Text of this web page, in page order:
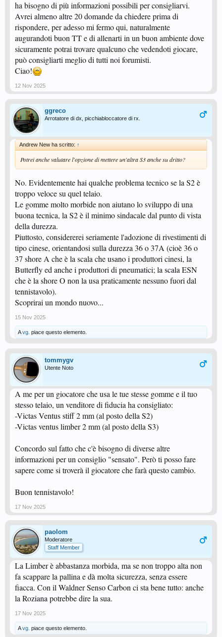
ha bisogno di più informazioni possibili per consigliarvi.
Avrei almeno altre 20 domande da chiedere prima di
rispondere, per adesso mi fermo qui, naturalmente
augurandoti buon TT e di allenarti in un buon ambiente dove
sicuramente potrai trovare qualcuno che vedendoti giocare,
può consigliarti meglio di tutti noi forumisti.
Ciao!
12 Nov 2025
ggreco
Arrotatore di dx, picchiabloccatore di rx.
Andrew New ha scritto: ↑
Potrei anche valutare l'opzione di mettere un'altra S3 anche su dritto?
No. Evidentemente hai qualche problema tecnico se la S2 è
troppo veloce su quel telaio.
Le gomme molto morbide non aiutano lo sviluppo di una
buona tecnica, la S2 è il minimo sindacale dal punto di vista
della durezza.
Piuttosto, considererei seriamente l'adozione di rivestimenti di
tipo cinese, orientandosi sulla durezza 36 o 37A (cioè 36 o
37 shore A che è la scala che usano i produttori cinesi, la
Butterfly ed anche i produttori di pneumatici; la scala ESN
che è la shore O non la usa praticamente nessuno fuori dal
tennistavolo).
Scoprirai un mondo nuovo...
15 Nov 2025
Avg. piace questo elemento.
tommygv
Utente Noto
A me per un giocatore che usa le tue stesse gomme e il tuo
stesso telaio, un venditore di fiducia ha consigliato:
-Victas Ventus stiff 2 mm (al posto della S2)
-Victas ventus limber 2 mm (al posto della S3)
Concordo sul fatto che c'è bisogno di diverse altre
informazioni per un consiglio "sensato". Però ti posso fare
sapere come si troverà il giocatore che farà questo cambio.
Buon tennistavolo!
17 Nov 2025
paolom
Moderatore
Staff Member
La Limber è abbastanza morbida, ma se non troppo alta non
fa scappare la pallina e dà molta sicurezza, senza essere
fiacca. Con il Waldner Senso Carbon ci sta bene tutto: anche
la Roziana potrebbe dire la sua.
17 Nov 2025
Avg. piace questo elemento.